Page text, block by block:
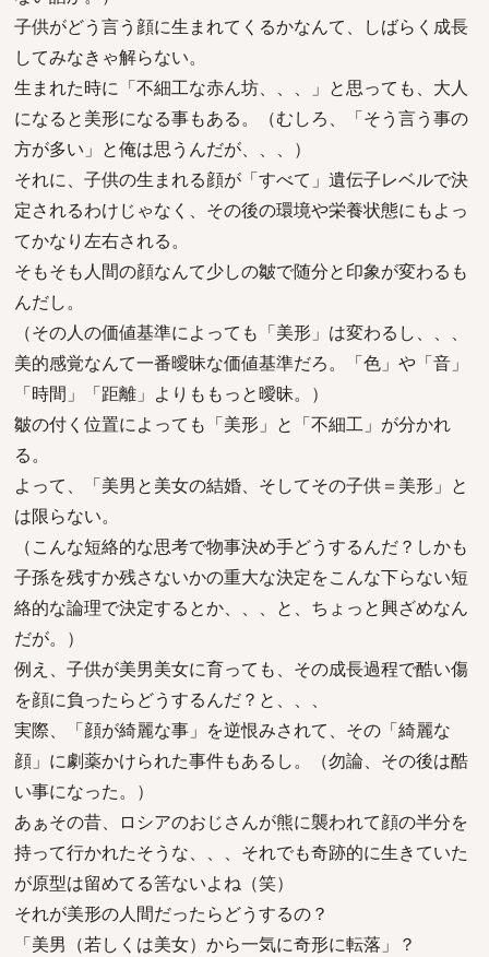
子供がどう言う顔に生まれてくるかなんて、しばらく成長
してみなきゃ解らない。
生まれた時に「不細工な赤ん坊、、、」と思っても、大人
になると美形になる事もある。（むしろ、「そう言う事の
方が多い」と俺は思うんだが、、、）
それに、子供の生まれる顔が「すべて」遺伝子レベルで決
定されるわけじゃなく、その後の環境や栄養状態にもよっ
てかなり左右される。
そもそも人間の顔なんて少しの皺で随分と印象が変わるも
んだし。
（その人の価値基準によっても「美形」は変わるし、、、
美的感覚なんて一番曖昧な価値基準だろ。「色」や「音」
「時間」「距離」よりももっと曖昧。）
皺の付く位置によっても「美形」と「不細工」が分かれ
る。
よって、「美男と美女の結婚、そしてその子供＝美形」と
は限らない。
（こんな短絡的な思考で物事決め手どうするんだ？しかも
子孫を残すか残さないかの重大な決定をこんな下らない短
絡的な論理で決定するとか、、、と、ちょっと興ざめなん
だが。）
例え、子供が美男美女に育っても、その成長過程で酷い傷
を顔に負ったらどうするんだ？と、、、
実際、「顔が綺麗な事」を逆恨みされて、その「綺麗な
顔」に劇薬かけられた事件もあるし。（勿論、その後は酷
い事になった。）
あぁその昔、ロシアのおじさんが熊に襲われて顔の半分を
持って行かれたそうな、、、それでも奇跡的に生きていた
が原型は留めてる筈ないよね（笑）
それが美形の人間だったらどうするの？
「美男（若しくは美女）から一気に奇形に転落」？